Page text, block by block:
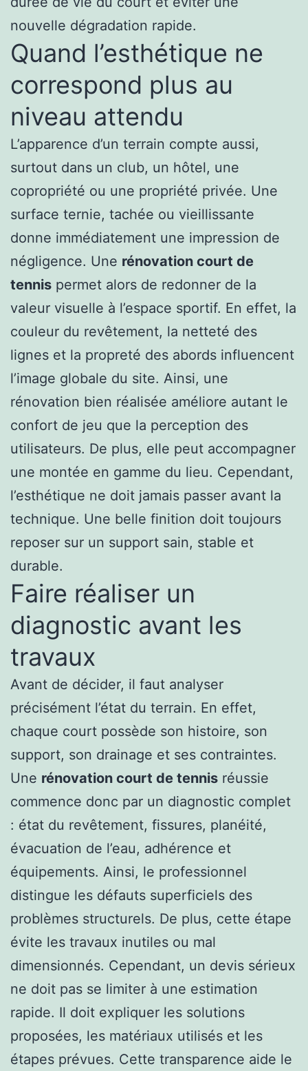
nouvelle dégradation rapide.
Quand l’esthétique ne
correspond plus au
niveau attendu
L’apparence d’un terrain compte aussi,
surtout dans un club, un hôtel, une
copropriété ou une propriété privée. Une
surface ternie, tachée ou vieillissante
donne immédiatement une impression de
négligence. Une rénovation court de
tennis permet alors de redonner de la
valeur visuelle à l’espace sportif. En effet, la
couleur du revêtement, la netteté des
lignes et la propreté des abords influencent
l’image globale du site. Ainsi, une
rénovation bien réalisée améliore autant le
confort de jeu que la perception des
utilisateurs. De plus, elle peut accompagner
une montée en gamme du lieu. Cependant,
l’esthétique ne doit jamais passer avant la
technique. Une belle finition doit toujours
reposer sur un support sain, stable et
durable.
Faire réaliser un
diagnostic avant les
travaux
Avant de décider, il faut analyser
précisément l’état du terrain. En effet,
chaque court possède son histoire, son
support, son drainage et ses contraintes.
Une rénovation court de tennis réussie
commence donc par un diagnostic complet
: état du revêtement, fissures, planéité,
évacuation de l’eau, adhérence et
équipements. Ainsi, le professionnel
distingue les défauts superficiels des
problèmes structurels. De plus, cette étape
évite les travaux inutiles ou mal
dimensionnés. Cependant, un devis sérieux
ne doit pas se limiter à une estimation
rapide. Il doit expliquer les solutions
proposées, les matériaux utilisés et les
étapes prévues. Cette transparence aide le